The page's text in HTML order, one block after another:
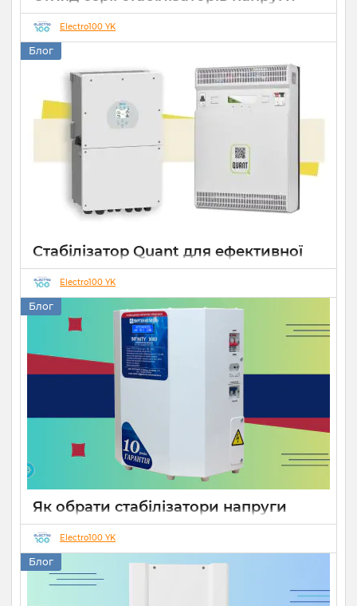
Елекс АНТС: більше ніж просто
захист
22 07 2026
Electro100 YK
Блог
Стабілізатор Quant для ефективної
роботи СЕС
Electro100 YK
Блог
Як обрати стабілізатори напруги
Укртехнологія для дому чи бізнесу
Electro100 YK
Блог